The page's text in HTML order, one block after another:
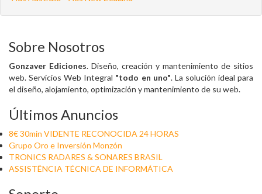
Sobre Nosotros
Gonzaver Ediciones. Diseño, creación y mantenimiento de sitios
web. Servicios Web Integral "todo en uno". La solución ideal para
el diseño, alojamiento, optimización y mantenimiento de su web.
Últimos Anuncios
8€ 30min VIDENTE RECONOCIDA 24 HORAS
Grupo Oro e Inversión Monzón
TRONICS RADARES & SONARES BRASIL
ASSISTÊNCIA TÉCNICA DE INFORMÁTICA